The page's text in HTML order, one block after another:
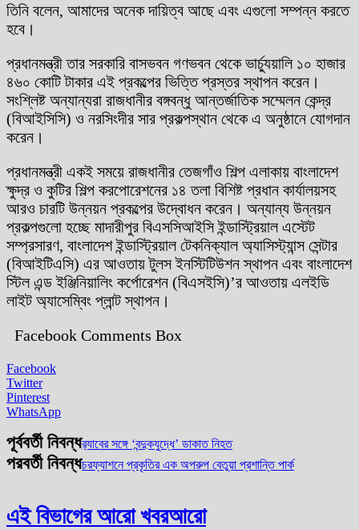
তিনি বলেন, আমাদের অনেক দায়িত্ব আছে এবং এগুলো সম্পন্ন করতে
হবে।
প্রধানমন্ত্রী তার সরকারি বাসভবন গণভবন থেকে ভার্চ্যুয়ালি ১০ হাজার
৪৬০ কোটি টাকার এই প্রকল্পের ভিত্তি প্রস্তর স্থাপন করেন।
সংশ্লিষ্ট অন্যান্যরা রাজধানীর বঙ্গবন্ধু আন্তর্জাতিক সম্মেলন কেন্দ্র
(বিআইসিসি) ও নরসিংদীর সার প্রকল্পস্থান থেকে এ অনুষ্ঠানে যোগদান
করেন।
প্রধানমন্ত্রী একই সময়ে রাজধানীর তেজগাঁও শিল্প এলাকায় বাংলাদেশ
ক্ষুদ্র ও কুটির শিল্প করপোরেশনের ১৪ তলা বিশিষ্ট প্রধান কার্যালয়সহ
আরও চারটি উন্নয়ন প্রকল্পের উদ্বোধন করেন। অন্যান্য উন্নয়ন
প্রকল্পগুলো হচ্ছে মাদারীপুর বিএসসিআইসি ইন্ডাস্ট্রিয়াল এস্টেট
সম্প্রসারণ, বাংলাদেশ ইন্ডাস্ট্রিয়াল টেকনিক্যাল অ্যাসিস্ট্যান্স সেন্টার
(বিআইটিএসি) এর আওতায় টুলস ইনস্টিটিউশন স্থাপন এবং বাংলাদেশ
স্টিল এন্ড ইঞ্জিনিয়ালিং কর্পোরেশন (বিএসইসি)’র আওতায় এলইডি
লাইট অ্যাসেম্বিং প্লান্ট স্থাপন।
Facebook Comments Box
Facebook
Twitter
Pinterest
WhatsApp
পূর্ববর্তী নিবন্ধর‌্যাবের সঙ্গে ‘বন্দুকযুদ্ধে’ ডাকাত নিহত
পরবর্তী নিবন্ধচরফ্যাশনে প্রকৃতির এক অপরুপ বেতুয়া প্রশান্তি পার্ক
এই বিভাগের আরো খবরআরো